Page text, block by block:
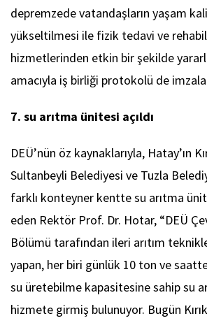
depremzede vatandaşların yaşam
yükseltilmesi ile fizik tedavi ve
hizmetlerinden etkin bir şekilde
amacıyla iş birliği protokolü de
7. su arıtma ünitesi açıldı
DEÜ’nün öz kaynaklarıyla, Hatay’ın
Sultanbeyli Belediyesi ve Tuzla
farklı konteyner kentte su arıtma
eden Rektör Prof. Dr. Hotar, “DEÜ
Bölümü tarafından ileri arıtım
yapan, her biri günlük 10 ton ve
su üretebilme kapasitesine sahip su
hizmete girmiş bulunuyor. Bugün